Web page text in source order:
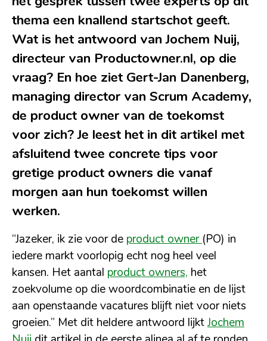
thema een knallend startschot geeft.
Wat is het antwoord van Jochem Nuij,
directeur van Productowner.nl, op die
vraag? En hoe ziet Gert-Jan Danenberg,
managing director van Scrum Academy,
de product owner van de toekomst
voor zich? Je leest het in dit artikel met
afsluitend twee concrete tips voor
gretige product owners die vanaf
morgen aan hun toekomst willen
werken.
“Jazeker, ik zie voor de product owner (PO) in
iedere markt voorlopig echt nog heel veel
kansen. Het aantal product owners, het
zoekvolume op die woordcombinatie en de lijst
aan openstaande vacatures blijft niet voor niets
groeien.” Met dit heldere antwoord lijktJochem